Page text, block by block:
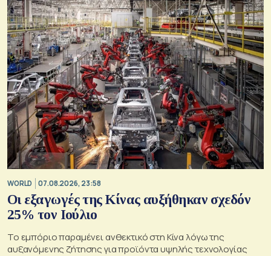
WORLD 07.08.2026, 23:58
Οι εξαγωγές της Κίνας αυξήθηκαν σχεδόν
25% τον Ιούλιο
Το εμπόριο παραμένει ανθεκτικό στη Κίνα λόγω της
αυξανόμενης ζήτησης για προϊόντα υψηλής τεχνολογίας